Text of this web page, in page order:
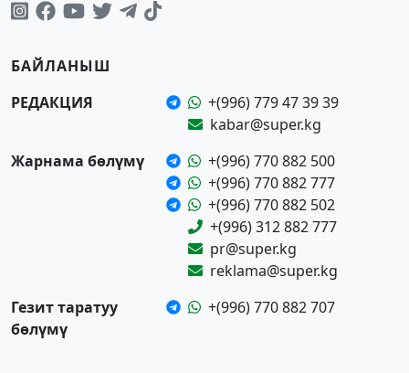
БАЙЛАНЫШ
РЕДАКЦИЯ
+(996) 779 47 39 39
kabar@super.kg
Жарнама бөлүмү
+(996) 770 882 500
+(996) 770 882 777
+(996) 770 882 502
+(996) 312 882 777
pr@super.kg
reklama@super.kg
Гезит таратуу
бөлүмү
+(996) 770 882 707